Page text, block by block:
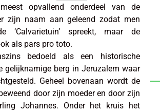
opvallend onderdeel van de
zijn naam aan geleend zodat men
‘Calvarietuin’ spreekt, maar de
als pars pro toto.
bedoeld als een historische
gelijknamige berg in Jeruzalem waar
Geheel bovenaan wordt de
door zijn moeder en door zijn
Johannes. Onder het kruis het